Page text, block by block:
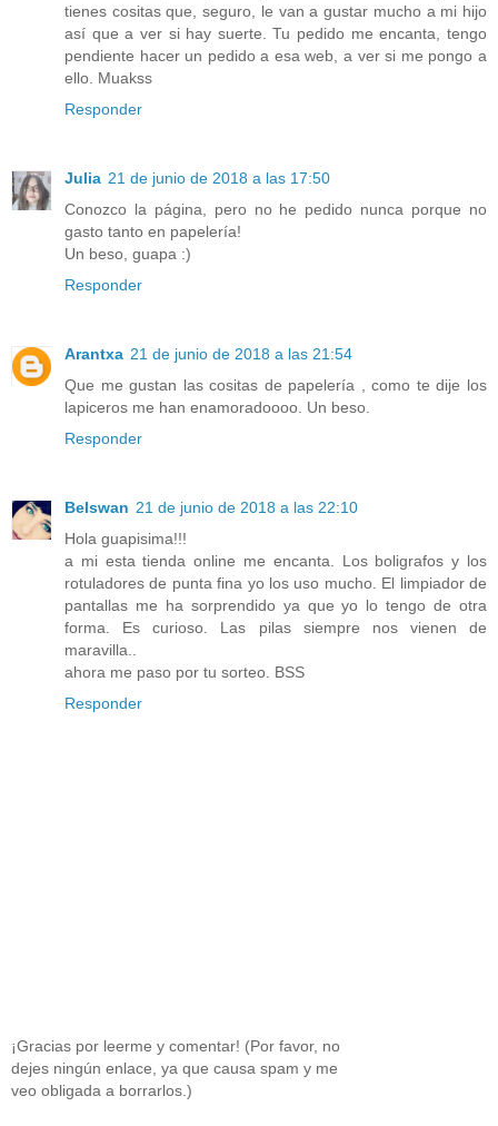
tienes cositas que, seguro, le van a gustar mucho a mi hijo
así que a ver si hay suerte. Tu pedido me encanta, tengo
pendiente hacer un pedido a esa web, a ver si me pongo a
ello. Muakss
Responder
Julia 21 de junio de 2018 a las 17:50
Conozco la página, pero no he pedido nunca porque no
gasto tanto en papelería!
Un beso, guapa :)
Responder
Arantxa 21 de junio de 2018 a las 21:54
Que me gustan las cositas de papelería , como te dije los
lapiceros me han enamoradoooo. Un beso.
Responder
Belswan 21 de junio de 2018 a las 22:10
Hola guapisima!!!
a mi esta tienda online me encanta. Los boligrafos y los
rotuladores de punta fina yo los uso mucho. El limpiador de
pantallas me ha sorprendido ya que yo lo tengo de otra
forma. Es curioso. Las pilas siempre nos vienen de
maravilla..
ahora me paso por tu sorteo. BSS
Responder
¡Gracias por leerme y comentar! (Por favor, no
dejes ningún enlace, ya que causa spam y me
veo obligada a borrarlos.)